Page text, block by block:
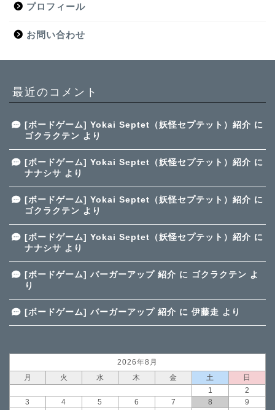
プロフィール
お問い合わせ
最近のコメント
[ボードゲーム] Yokai Septet（妖怪セプテット）紹介 に
ゴクラクテン より
[ボードゲーム] Yokai Septet（妖怪セプテット）紹介 に
ナナシサ より
[ボードゲーム] Yokai Septet（妖怪セプテット）紹介 に
ゴクラクテン より
[ボードゲーム] Yokai Septet（妖怪セプテット）紹介 に
ナナシサ より
[ボードゲーム] バーガーアップ 紹介 に ゴクラクテン よ
り
[ボードゲーム] バーガーアップ 紹介 に 伊藤走 より
2026年8月
月
火 水 木 金 土
日
1
2
3
4 5 6 7 8
9